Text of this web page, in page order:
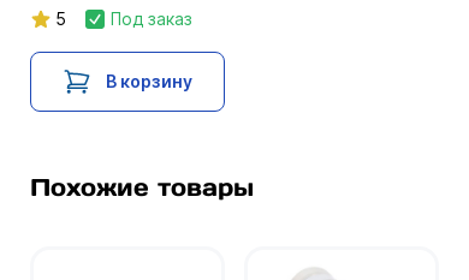
5
Под заказ
В корзину
Похожие товары